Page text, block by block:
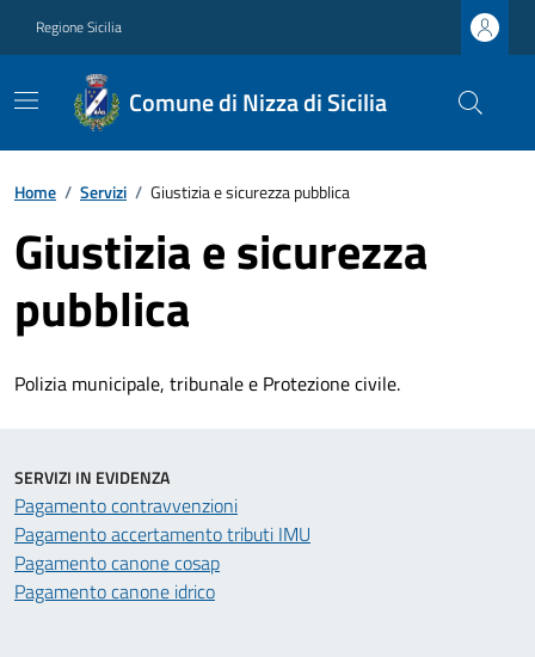
Regione Sicilia
Comune di Nizza di Sicilia
Home / Servizi / Giustizia e sicurezza pubblica
Giustizia e sicurezza
pubblica
Polizia municipale, tribunale e Protezione civile.
SERVIZI IN EVIDENZA
Pagamento contravvenzioni
Pagamento accertamento tributi IMU
Pagamento canone cosap
Pagamento canone idrico